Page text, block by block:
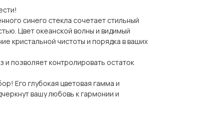
синего стекла сочетает стильный
Цвет океанской волны и видимый
кристальной чистоты и порядка в ваших
позволяет контролировать остаток
Его глубокая цветовая гамма и
вашу любовь к гармонии и